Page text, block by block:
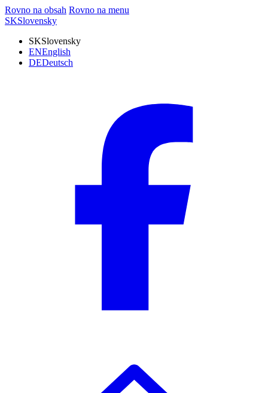
Rovno na obsah Rovno na menu
SKSlovensky
SKSlovensky
ENEnglish
DEDeutsch